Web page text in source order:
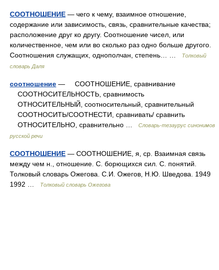
СООТНОШЕНИЕ — чего к чему, взаимное отношение,
содержание или зависимость, связь, сравнительные качества;
расположение друг ко другу. Соотношение чисел, или
количественное, чем или во сколько раз одно больше другого.
Соотношения служащих, однополчан, степень… …
Толковый
словарь Даля
соотношение — СООТНОШЕНИЕ, сравнивание
СООТНОСИТЕЛЬНОСТЬ, сравнимость
ОТНОСИТЕЛЬНЫЙ, соотносительный, сравнительный
СООТНОСИТЬ/СООТНЕСТИ, сравнивать/ сравнить
ОТНОСИТЕЛЬНО, сравнительно …
Словарь-тезаурус синонимов
русской речи
СООТНОШЕНИЕ — СООТНОШЕНИЕ, я, ср. Взаимная связь
между чем н., отношение. С. борющихся сил. С. понятий.
Толковый словарь Ожегова. С.И. Ожегов, Н.Ю. Шведова. 1949
1992 …
Толковый словарь Ожегова